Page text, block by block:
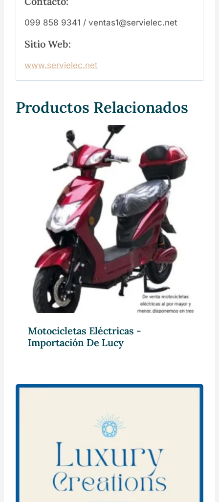
099 858 9341 / ventas1@servielec.net
Sitio Web:
www.servielec.net
Productos Relacionados
Motocicletas Eléctricas -
Importación De Lucy